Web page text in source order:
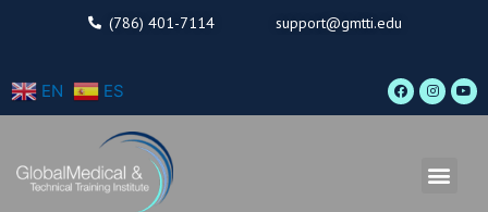
(786) 401-7114 support@gmtti.edu
EN ES
F
a
c
I
n
s
a
m
Y
o
u